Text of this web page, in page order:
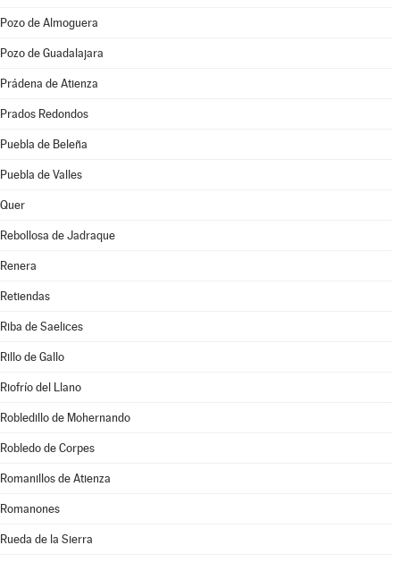
Pozo de Almoguera
Pozo de Guadalajara
Prádena de Atienza
Prados Redondos
Puebla de Beleña
Puebla de Valles
Quer
Rebollosa de Jadraque
Renera
Retiendas
Riba de Saelices
Rillo de Gallo
Riofrío del Llano
Robledillo de Mohernando
Robledo de Corpes
Romanillos de Atienza
Romanones
Rueda de la Sierra